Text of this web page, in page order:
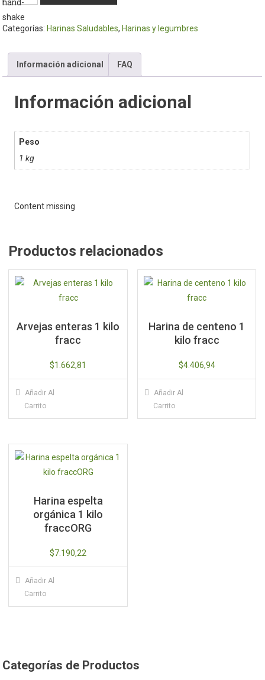
de
algarroba
tostada
Fracc
cantidad
Categorías: Harinas Saludables, Harinas y legumbres
Información adicional FAQ
Información adicional
Peso
1 kg
Content missing
Productos relacionados
Arvejas enteras 1 kilo
fracc
$1.662,81
Añadir Al
Carrito
Harina de centeno 1
kilo fracc
$4.406,94
Añadir Al
Carrito
Harina espelta
orgánica 1 kilo
fraccORG
$7.190,22
Añadir Al
Carrito
Categorías de Productos